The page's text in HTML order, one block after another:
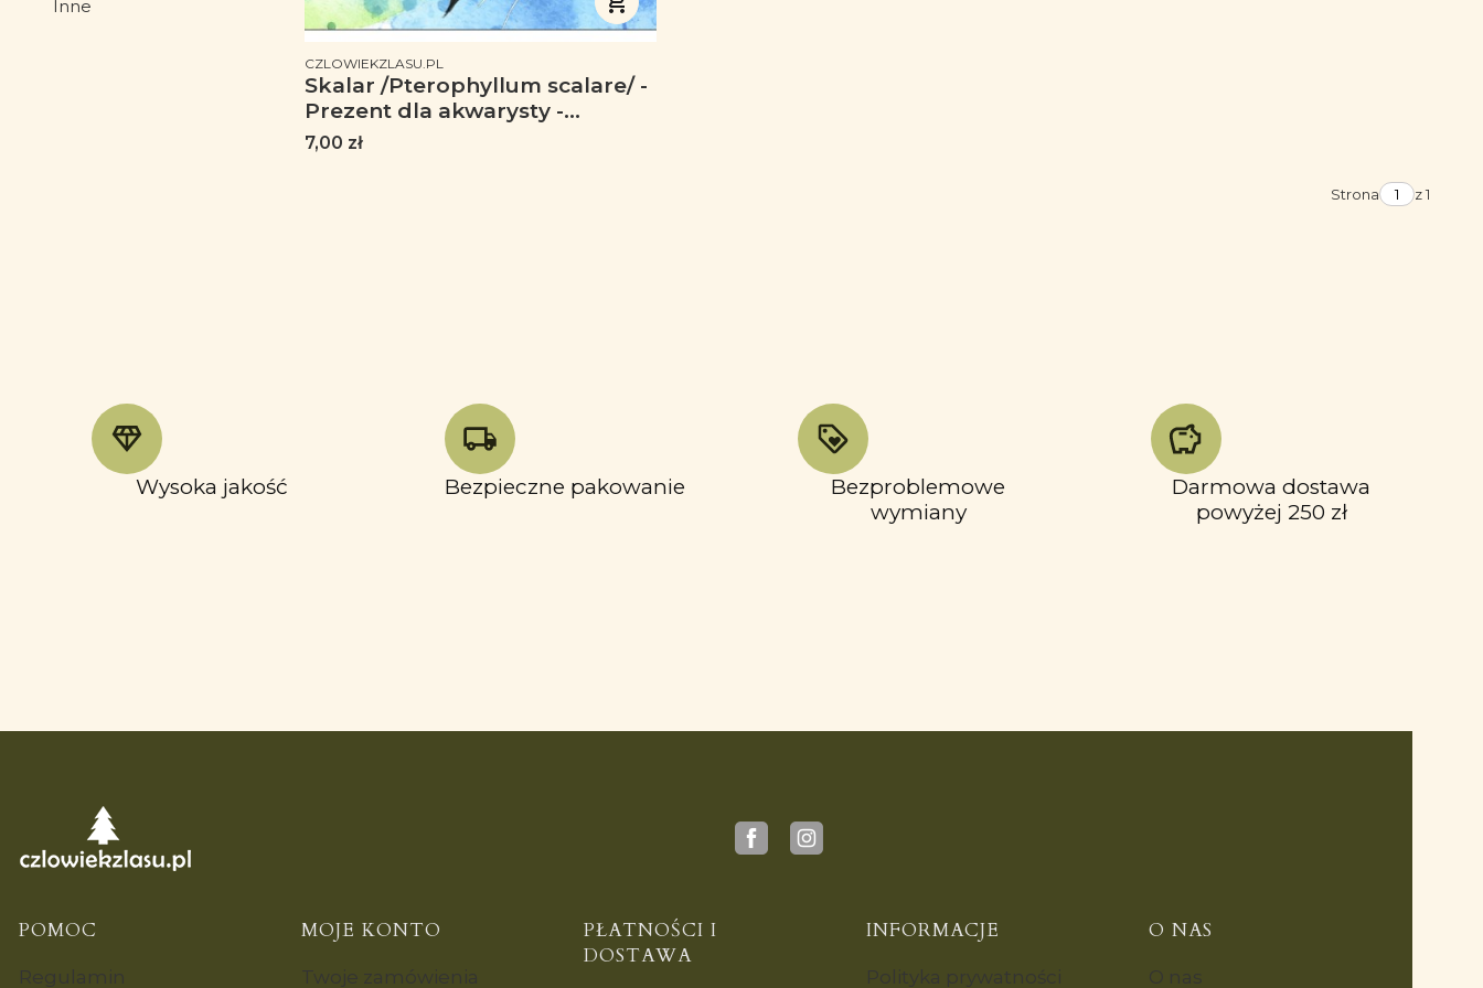
Inne
PRODUCENT
CZLOWIEKZLASU.PL
Skalar /Pterophyllum scalare/ -
Prezent dla akwarysty -
Podkładka pod kubek
Cena
7,00 zł
Strona z 1
Wysoka jakość Bezpieczne pakowanie
Bezproblemowe
wymiany
Darmowa dostawa
powyżej 250 zł
Linki w stopce
POMOC MOJE KONTO
PŁATNOŚCI I
DOSTAWA
INFORMACJE O NAS